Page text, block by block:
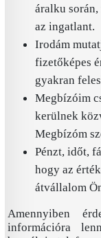
áralku
az ingatlant.
Irodám
fizetőképes
gyakran
Megbízóim
kerülnek
Megbízóm
Pénzt, időt,
hogy az
átvállalom
Amennyiben
információra